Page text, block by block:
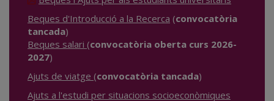
Beques d'Introducció a la Recerca (convocatòria
tancada)
Beques salari (convocatòria oberta curs 2026-
2027)
Ajuts de viatge (convocatòria tancada)
Ajuts a l'estudi per situacions socioeconòmiques